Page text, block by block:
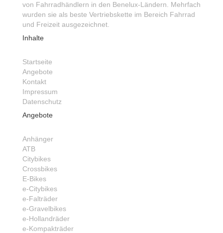
von Fahrradhändlern in den Benelux-Ländern. Mehrfach
wurden sie als beste Vertriebskette im Bereich Fahrrad
und Freizeit ausgezeichnet.
Inhalte
Startseite
Angebote
Kontakt
Impressum
Datenschutz
Angebote
Anhänger
ATB
Citybikes
Crossbikes
E-Bikes
e-Citybikes
e-Falträder
e-Gravelbikes
e-Hollandräder
e-Kompakträder